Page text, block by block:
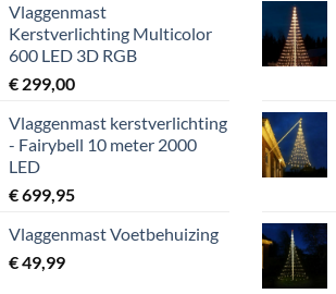
Vlaggenmast
Kerstverlichting Multicolor
600 LED 3D RGB
€ 299,00
Vlaggenmast kerstverlichting
- Fairybell 10 meter 2000
LED
€699,95
Vlaggenmast Voetbehuizing
€49,99